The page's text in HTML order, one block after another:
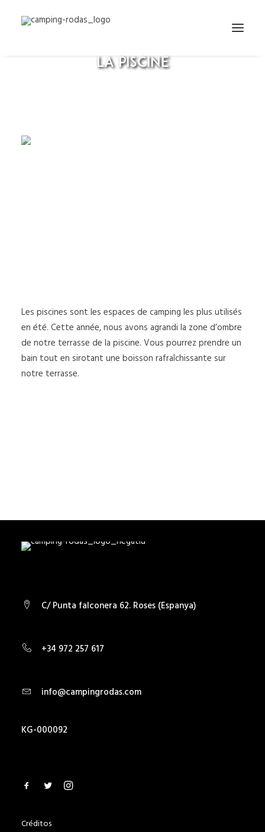
SEARCH
Nous avons agrandi la zone
la piscine
Les piscines sont les espaces de camping les plus utilisés
en été. Cette année, nous avons agrandi la zone d’ombre
de notre terrasse de la piscine. Vous pourrez prendre un
bain tout en sirotant une boisson rafraîchissante sur
notre terrasse.
C/ Punta falconera 62. Roses (Espanya)
+34 972 257 617
info@campingrodas.com
KG-000092
Créditos